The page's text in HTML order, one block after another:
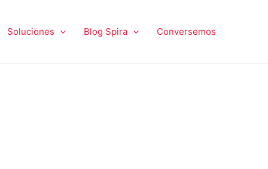
Soluciones Blog Spira Conversemos